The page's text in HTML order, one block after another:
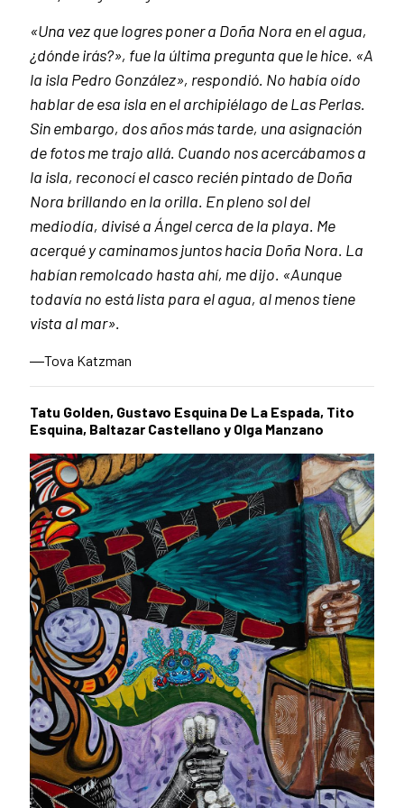
«Una vez que logres poner a Doña Nora en el agua,
¿dónde irás?», fue la última pregunta que le hice. «A
la isla Pedro González», respondió. No había oído
hablar de esa isla en el archipiélago de Las Perlas.
Sin embargo, dos años más tarde, una asignación
de fotos me trajo allá. Cuando nos acercábamos a
la isla, reconocí el casco recién pintado de Doña
Nora brillando en la orilla. En pleno sol del
mediodía, divisé a Ángel cerca de la playa. Me
acerqué y caminamos juntos hacia Doña Nora. La
habían remolcado hasta ahí, me dijo. «Aunque
todavía no está lista para el agua, al menos tiene
vista al mar».
―Tova Katzman
Tatu Golden, Gustavo Esquina De La Espada, Tito
Esquina, Baltazar Castellano y Olga Manzano